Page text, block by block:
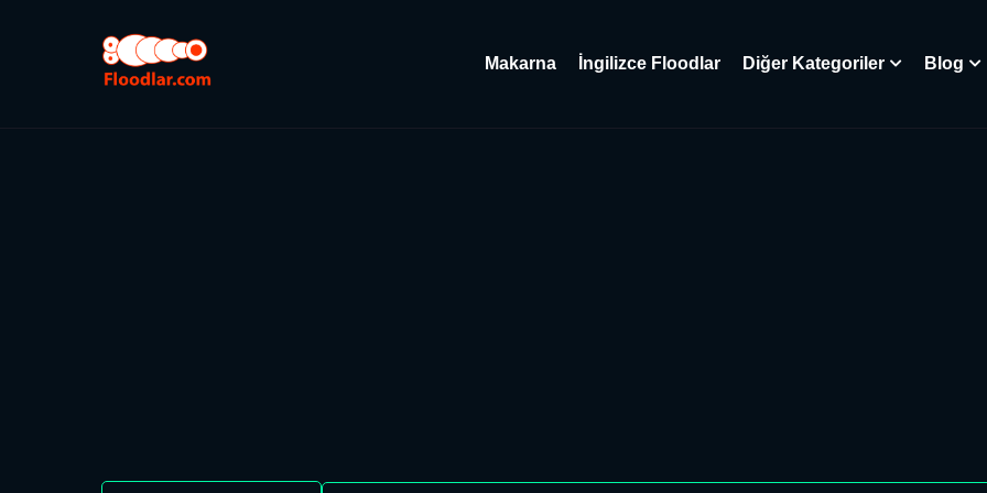
Makarna İngilizce Floodlar Diğer Kategoriler Blog